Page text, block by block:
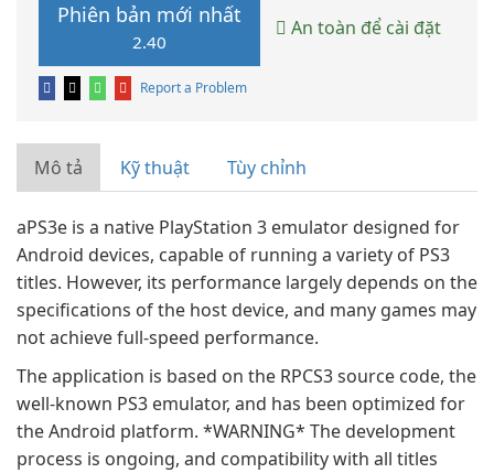
Phiên bản mới nhất
2.40
An toàn để cài đặt
Report a Problem
Mô tả Kỹ thuật Tùy chỉnh
aPS3e is a native PlayStation 3 emulator designed for
Android devices, capable of running a variety of PS3
titles. However, its performance largely depends on the
specifications of the host device, and many games may
not achieve full-speed performance.
The application is based on the RPCS3 source code, the
well-known PS3 emulator, and has been optimized for
the Android platform. *WARNING* The development
process is ongoing, and compatibility with all titles